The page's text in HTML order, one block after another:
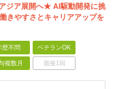
ジア展開へ★ AI駆動開発に挑
きやすさとキャリアアップを
歴不問 ベテランOK
複数月 面接1回